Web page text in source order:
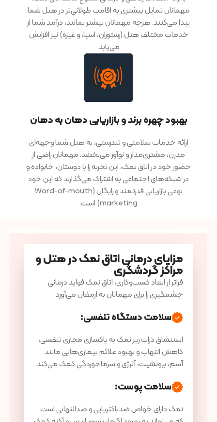
مهمانان تمایل بیشتری به اقامت طولانی‌تر در هتل شما
پیدا می‌کنند. هرچه مهمانان بیشتر بمانند، درآمد شما از
خدمات مختلف هتل (رستوران، اسپا، و غیره) نیز افزایش
می‌یابد.
بهبود چهره برند و بازاریابی دهان به دهان
ارائه خدمات سلامتی و تندرستی، به هتل شما وجهه‌ای
مدرن، مشتری‌مدار و نوآور می‌بخشد. مهمانان راضی از
حضور خود در اتاق نمک، این تجربه را با دوستان، خانواده و
در شبکه‌های اجتماعی به اشتراک می‌گذارند که این خود
نوعی بازاریابی قدرتمند و رایگان (Word-of-mouth
marketing) است.
مزایای درمانی اتاق نمک در هتل و
مراکز گردشگری
فراتر از ابعاد کسب‌وکاری، اتاق نمک فواید درمانی
چشمگیری را برای مهمانان به ارمغان می‌آورد:
سلامت دستگاه تنفسی:
استنشاق ذرات ریز نمک به پاکسازی مجاری تنفسی،
کاهش التهاب و بهبود علائم بیماری‌هایی مانند
آسم، برونشیت، آلرژی و سرماخوردگی کمک می‌کند.
سلامت پوست:
نمک دارای خواص ضدباکتریایی و ضدالتهابی است